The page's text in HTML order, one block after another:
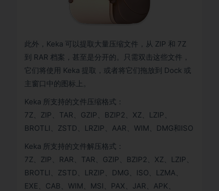
此外，Keka 可以提取大量压缩文件，从 ZIP 和 7Z
到 RAR 档案，甚至是分开的。只需双击这些文件，
它们将使用 Keka 提取，或者将它们拖放到 Dock 或
主窗口中的图标上。
Keka 所支持的文件压缩格式：
7Z、ZIP、TAR、GZIP、BZIP2、XZ、LZIP、
BROTLI、ZSTD、LRZIP、AAR、WIM、DMG和ISO
Keka 所支持的文件解压格式：
7Z、ZIP、RAR、TAR、GZIP、BZIP2、XZ、LZIP、
BROTLI、ZSTD、LRZIP、DMG、ISO、LZMA、
EXE、CAB、WIM、MSI、PAX、JAR、APK、